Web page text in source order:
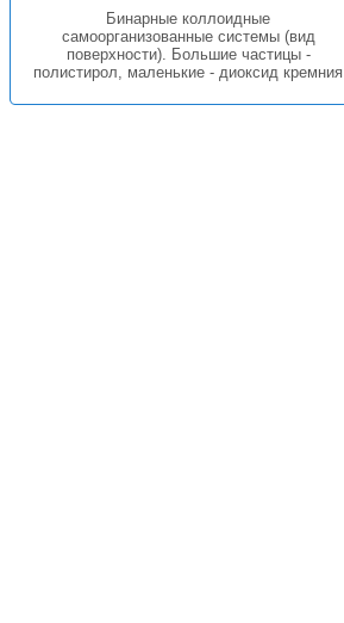
Бинарные коллоидные
самоорганизованные системы (вид
поверхности). Большие частицы -
полистирол, маленькие - диоксид кремния